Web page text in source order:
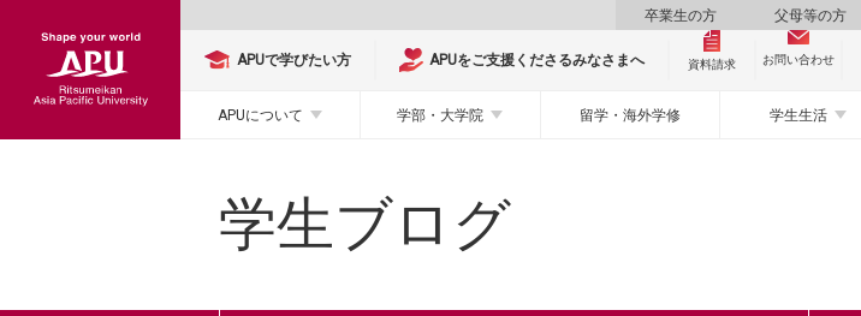
卒業生の方 父母等の方
APUで学びたい方 APUをご支援くださるみなさまへ 資料請求 お問い合わせ
APUについて 学部・大学院 留学・海外学修 学生生活
学生ブログ